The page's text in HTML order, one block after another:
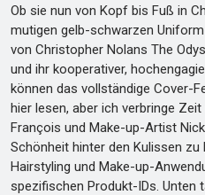
Ob sie nun von Kopf bis Fuß in
mutigen gelb-schwarzen
von Christopher Nolans The
und ihr kooperativer,
können das vollständige Cover-
hier lesen, aber ich verbringe
François und Make-up-Artist
Schönheit hinter den Kulissen zu
Hairstyling und Make-up-
spezifischen Produkt-IDs. Unten